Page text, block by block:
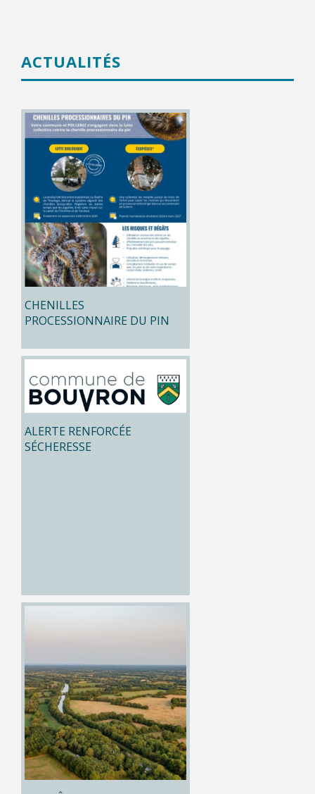
ACTUALITÉS
CHENILLES
PROCESSIONNAIRE DU PIN
ALERTE RENFORCÉE
SÉCHERESSE